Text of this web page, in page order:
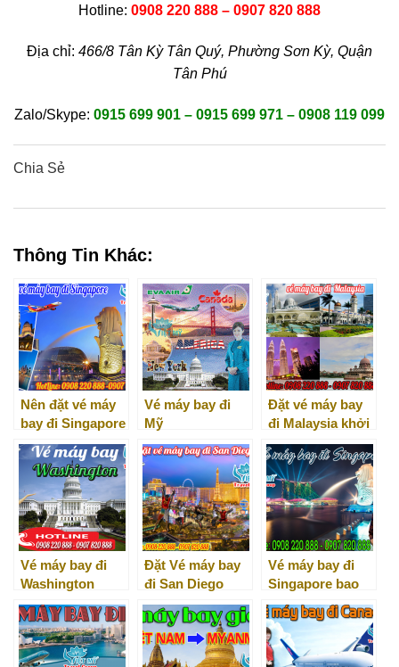
Hotline: 0908 220 888 – 0907 820 888
Địa chỉ: 466/8 Tân Kỳ Tân Quý, Phường Sơn Kỳ, Quận
Tân Phú
Zalo/Skype: 0915 699 901 – 0915 699 971 – 0908 119 099
Chia Sẻ
Thông Tin Khác:
Nên đặt vé máy
bay đi Singapore
giá rẻ ở đâu?
Vé máy bay đi
Mỹ
Đặt vé máy bay
đi Malaysia khởi
hành từ Việt
Nam ở đâu?
Vé máy bay đi
Washington
Đặt Vé máy bay
đi San Diego
Vé máy bay đi
Singapore bao
nhiêu tiền và vé
khứ hồi hãng
nào rẻ nhất?